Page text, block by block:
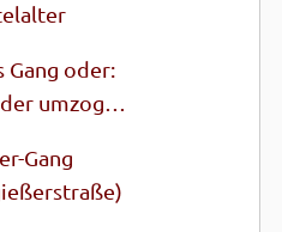
Gang oder:
der umzog…
Gang